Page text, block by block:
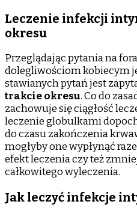
Leczenie infekcji
okresu
Przeglądając pytania na
dolegliwościom kobiecym
stawianych pytań jest
trakcieokresu. Co do
zachowuje się ciągłość
leczenie globulkami
do czasu zakończenia
mogłyby one wypłynąć
efekt leczenia czy też
całkowitego wyleczenia.
Jak leczyć infekcje